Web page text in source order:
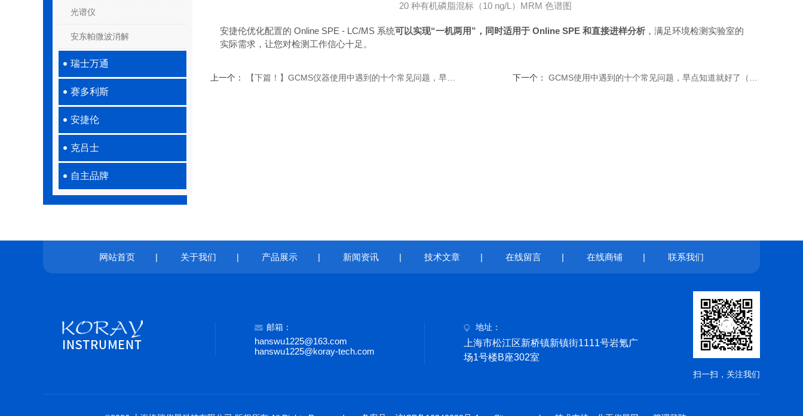
光谱仪
安东帕微波消解
瑞士万通
赛多利斯
安捷伦
克吕士
自主品牌
20 种有机磷脂混标（10 ng/L）MRM 色谱图
安捷伦优化配置的 Online SPE - LC/MS 系统可以实现“一机两用”，同时适用于 Online SPE 和直接进样分析 ，满足环境检测实验室的
实际需求，让您对检测工作信心十足。
上一个： 【下篇！】GCMS仪器使用中遇到的十个常见问题，早点知道就好了 下一个： GCMS使用中遇到的十个常见问题，早点知道就好了（上篇）
网站首页 | 关于我们 | 产品展示 | 新闻资讯 | 技术文章 | 在线留言 | 在线商铺 | 联系我们
邮箱：
hanswu1225@163.com
hanswu1225@koray-tech.com
地址：
上海市松江区新桥镇新镇街1111号岩氪广
场1号楼B座302室
扫一扫，关注我们